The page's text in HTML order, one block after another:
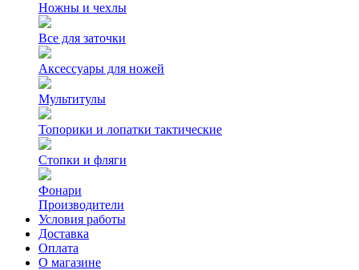
Ножны и чехлы
Все для заточки
Аксессуары для ножей
Мультитулы
Топорики и лопатки тактические
Стопки и фляги
Фонари
Производители
Условия работы
Доставка
Оплата
О магазине